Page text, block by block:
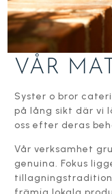
VÅR
Syster o bror
på lång sikt där vi
oss efter deras
Vår verksamhet
genuina. Fokus